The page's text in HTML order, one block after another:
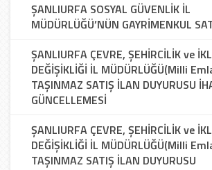
ŞANLIURFA SOSYAL GÜVENLİK İL
MÜDÜRLÜĞÜ’NÜN GAYRİMENKUL
ŞANLIURFA ÇEVRE, ŞEHİRCİLİK ve
DEĞİŞİKLİĞİ İL MÜDÜRLÜĞÜ(Milli
TAŞINMAZ SATIŞ İLAN DUYURUSU
GÜNCELLEMESİ
ŞANLIURFA ÇEVRE, ŞEHİRCİLİK ve
DEĞİŞİKLİĞİ İL MÜDÜRLÜĞÜ(Milli
TAŞINMAZ SATIŞ İLAN DUYURUSU